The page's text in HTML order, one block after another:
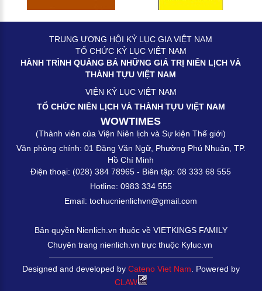
TRUNG ƯƠNG HỘI KỶ LỤC GIA VIỆT NAM
TỔ CHỨC KỶ LỤC VIỆT NAM
HÀNH TRÌNH QUẢNG BÁ NHỮNG GIÁ TRỊ NIÊN LỊCH VÀ
THÀNH TỰU VIỆT NAM
VIỆN KỶ LỤC VIỆT NAM
TỔ CHỨC NIÊN LỊCH VÀ THÀNH TỰU VIỆT NAM
WOWTIMES
(Thành viên của Viện Niên lịch và Sự kiện Thế giới)
Văn phòng chính: 01 Đặng Văn Ngữ, Phường Phú Nhuận, TP.
Hồ Chí Minh
Điện thoại: (028) 384 78965 - Biên tập: 08 333 68 555
Hotline: 0983 334 555
Email: tochucnienlichvn@gmail.com
Bản quyền Nienlich.vn thuộc về VIETKINGS FAMILY
Chuyên trang nienlich.vn trực thuộc Kyluc.vn
Designed and developed by Cateno Viet Nam . Powered by
CLAW